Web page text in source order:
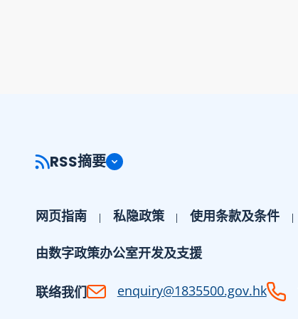
RSS摘要
网页指南 私隐政策 使用条款及条件
由数字政策办公室开发及支援
联络我们 enquiry@1835500.gov.hk